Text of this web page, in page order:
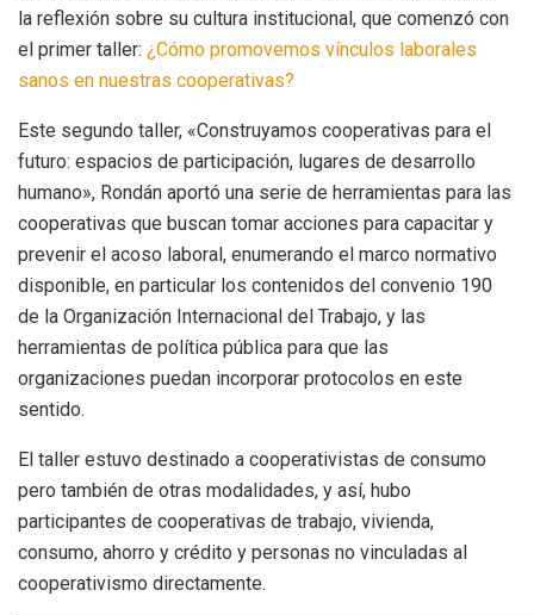
la reflexión sobre su cultura institucional, que comenzó con
el primer taller: ¿Cómo promovemos vínculos laborales
sanos en nuestras cooperativas?
Este segundo taller, «Construyamos cooperativas para el
futuro: espacios de participación, lugares de desarrollo
humano», Rondán aportó una serie de herramientas para las
cooperativas que buscan tomar acciones para capacitar y
prevenir el acoso laboral, enumerando el marco normativo
disponible, en particular los contenidos del convenio 190
de la Organización Internacional del Trabajo, y las
herramientas de política pública para que las
organizaciones puedan incorporar protocolos en este
sentido.
El taller estuvo destinado a cooperativistas de consumo
pero también de otras modalidades, y así, hubo
participantes de cooperativas de trabajo, vivienda,
consumo, ahorro y crédito y personas no vinculadas al
cooperativismo directamente.